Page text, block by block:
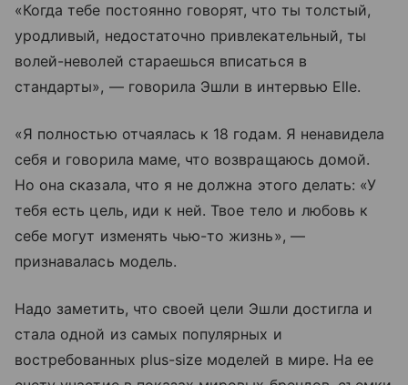
«Когда тебе постоянно говорят, что ты толстый,
уродливый, недостаточно привлекательный, ты
волей-неволей стараешься вписаться в
стандарты», — говорила Эшли в интервью Elle.
«Я полностью отчаялась к 18 годам. Я ненавидела
себя и говорила маме, что возвращаюсь домой.
Но она сказала, что я не должна этого делать: «У
тебя есть цель, иди к ней. Твое тело и любовь к
себе могут изменять чью-то жизнь», —
признавалась модель.
Надо заметить, что своей цели Эшли достигла и
стала одной из самых популярных и
востребованных plus-size моделей в мире. На ее